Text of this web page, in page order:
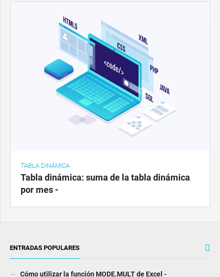
TABLA DINÁMICA
Tabla dinámica: suma de la tabla dinámica
por mes -
ENTRADAS POPULARES
Cómo utilizar la función MODE.MULT de Excel -